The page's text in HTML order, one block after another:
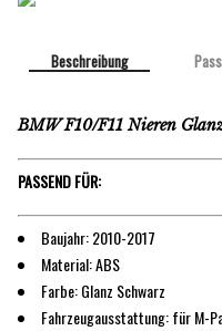
Beschreibung
BMW F10/F11 Nieren
PASSEND FÜR:
Baujahr: 2010-2017
Material: ABS
Farbe: Glanz Schwarz
Fahrzeugausstattung: für M-